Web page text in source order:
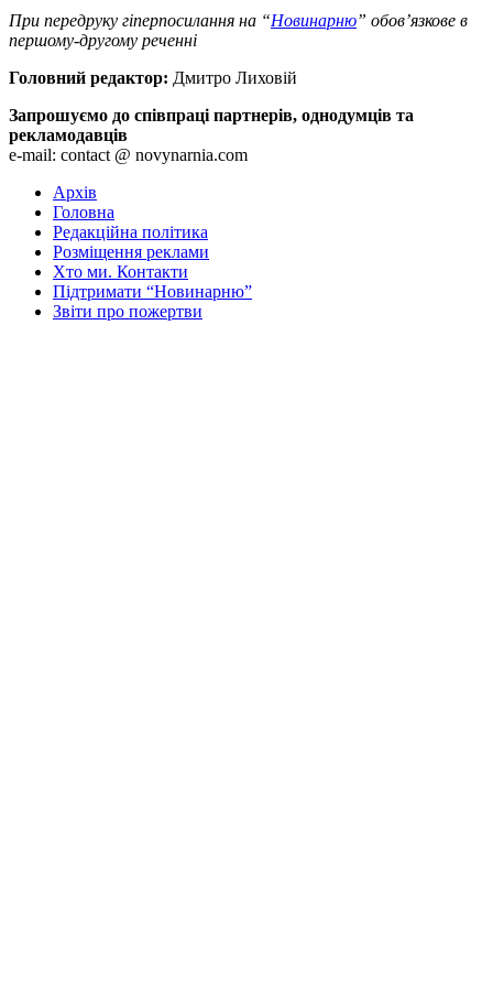
При передруку гіперпосилання на “Новинарню” обов’язкове в
першому-другому реченні
Головний редактор: Дмитро Лиховій
Запрошуємо до співпраці партнерів, однодумців та
рекламодавців
e-mail: contact @ novynarnia.com
Архів
Головна
Редакційна політика
Розміщення реклами
Хто ми. Контакти
Підтримати “Новинарню”
Звіти про пожертви